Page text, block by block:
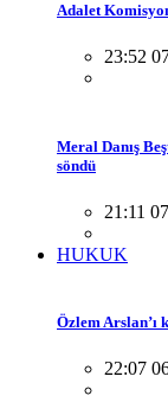
Adalet
23:52
Meral Danış
söndü
21:11 07
HUKUK
Özlem Arslan’ı
22:07